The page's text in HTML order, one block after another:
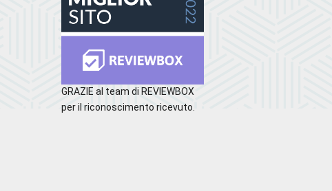
GRAZIE al team di REVIEWBOX
per il riconoscimento ricevuto.